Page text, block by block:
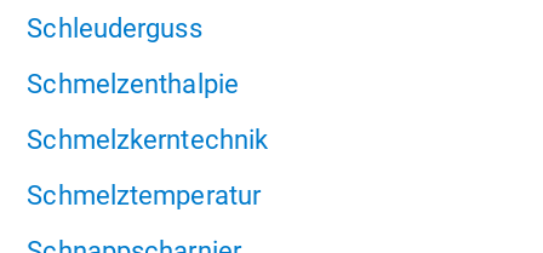
Schleuderguss
Schmelzenthalpie
Schmelzkerntechnik
Schmelztemperatur